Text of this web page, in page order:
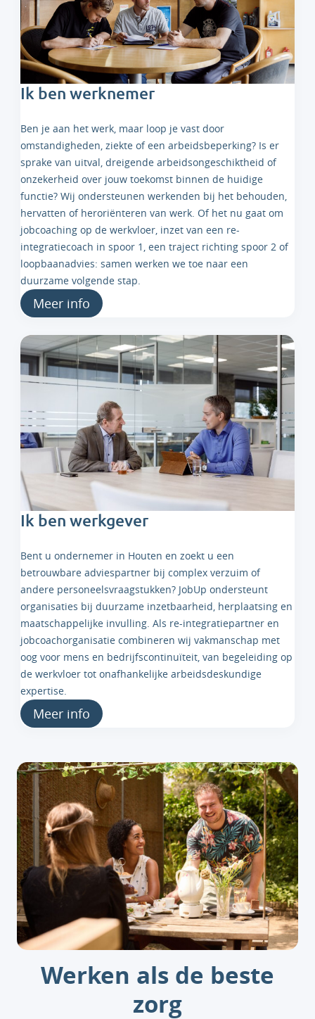
Ik ben werknemer
Ben je aan het werk, maar loop je vast door
omstandigheden, ziekte of een arbeidsbeperking? Is er
sprake van uitval, dreigende arbeidsongeschiktheid of
onzekerheid over jouw toekomst binnen de huidige
functie? Wij ondersteunen werkenden bij het behouden,
hervatten of heroriënteren van werk. Of het nu gaat om
jobcoaching op de werkvloer, inzet van een re-
integratiecoach in spoor 1, een traject richting spoor 2 of
loopbaanadvies: samen werken we toe naar een
duurzame volgende stap.
Meer info
Ik ben werkgever
Bent u ondernemer in Houten en zoekt u een
betrouwbare adviespartner bij complex verzuim of
andere personeelsvraagstukken? JobUp ondersteunt
organisaties bij duurzame inzetbaarheid, herplaatsing en
maatschappelijke invulling. Als re-integratiepartner en
jobcoachorganisatie combineren wij vakmanschap met
oog voor mens en bedrijfscontinuïteit, van begeleiding op
de werkvloer tot onafhankelijke arbeidsdeskundige
expertise.
Meer info
Werken als de beste
zorg